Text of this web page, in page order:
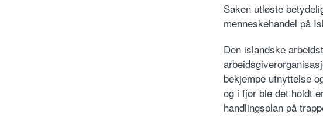
Saken utløste
menneskehandel på
Den islandske
bekjempe utnyttelse
og i fjor ble det holdt
handlingsplan på